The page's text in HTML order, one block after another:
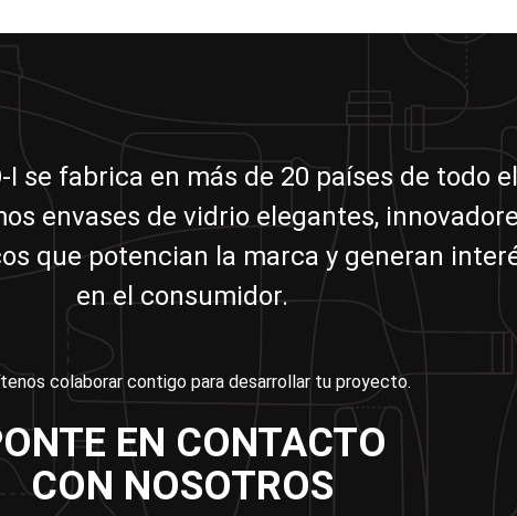
I se fabrica en más de 20 países de todo el
envases de vidrio elegantes,
que potencian la marca y generan
en el consumidor.
colaborar contigo para desarrollar tu proyecto.
EN CONTACTO
CON NOSOTROS